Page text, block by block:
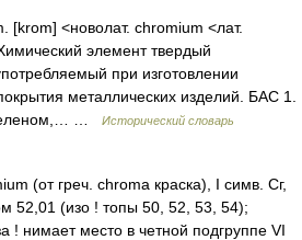
<новолат. chromium <лат.
элемент твердый
при изготовлении
металлических изделий. БАС 1.
…
Исторический словарь
(от греч. chroma краска), I симв. Сг,
52,01 (изо ! топы 50, 52, 53, 54);
! нимает место в четной подгруппе VІ